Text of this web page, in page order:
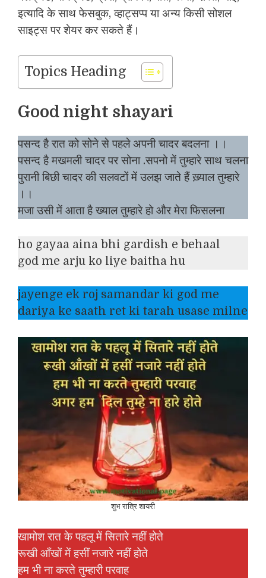
इत्यादि के साथ फेसबुक, व्हाट्सप्प या अन्य किसी सोशल
साइट्स पर शेयर कर सकते हैं।
Topics Heading
Good night shayari
पसन्द है रात को सोने से पहले अपनी चादर बदलना ।।
पसन्द है मखमली चादर पर सोना .सपनो में तुम्हारे साथ चलना
पुरानी बिछी चादर की सलवटों में उलझ जाते हैं ख़्याल तुम्हारे
।।
मजा उसी में आता है ख्याल तुम्हारे हो और मेरा फिसलना
ho gayaa aina bhi gardish e behaal
god me arju ko liye baitha hu
jayenge ek roj samandar ki god me
dariya ke saath ret ki tarah usase milne
शुभ रात्रि शायरी
खामोश रात के पहलू में सितारे नहीं होते
रूखी आँखों में हसीं नजारे नहीं होते
हम भी ना करते तुम्हारी परवाह